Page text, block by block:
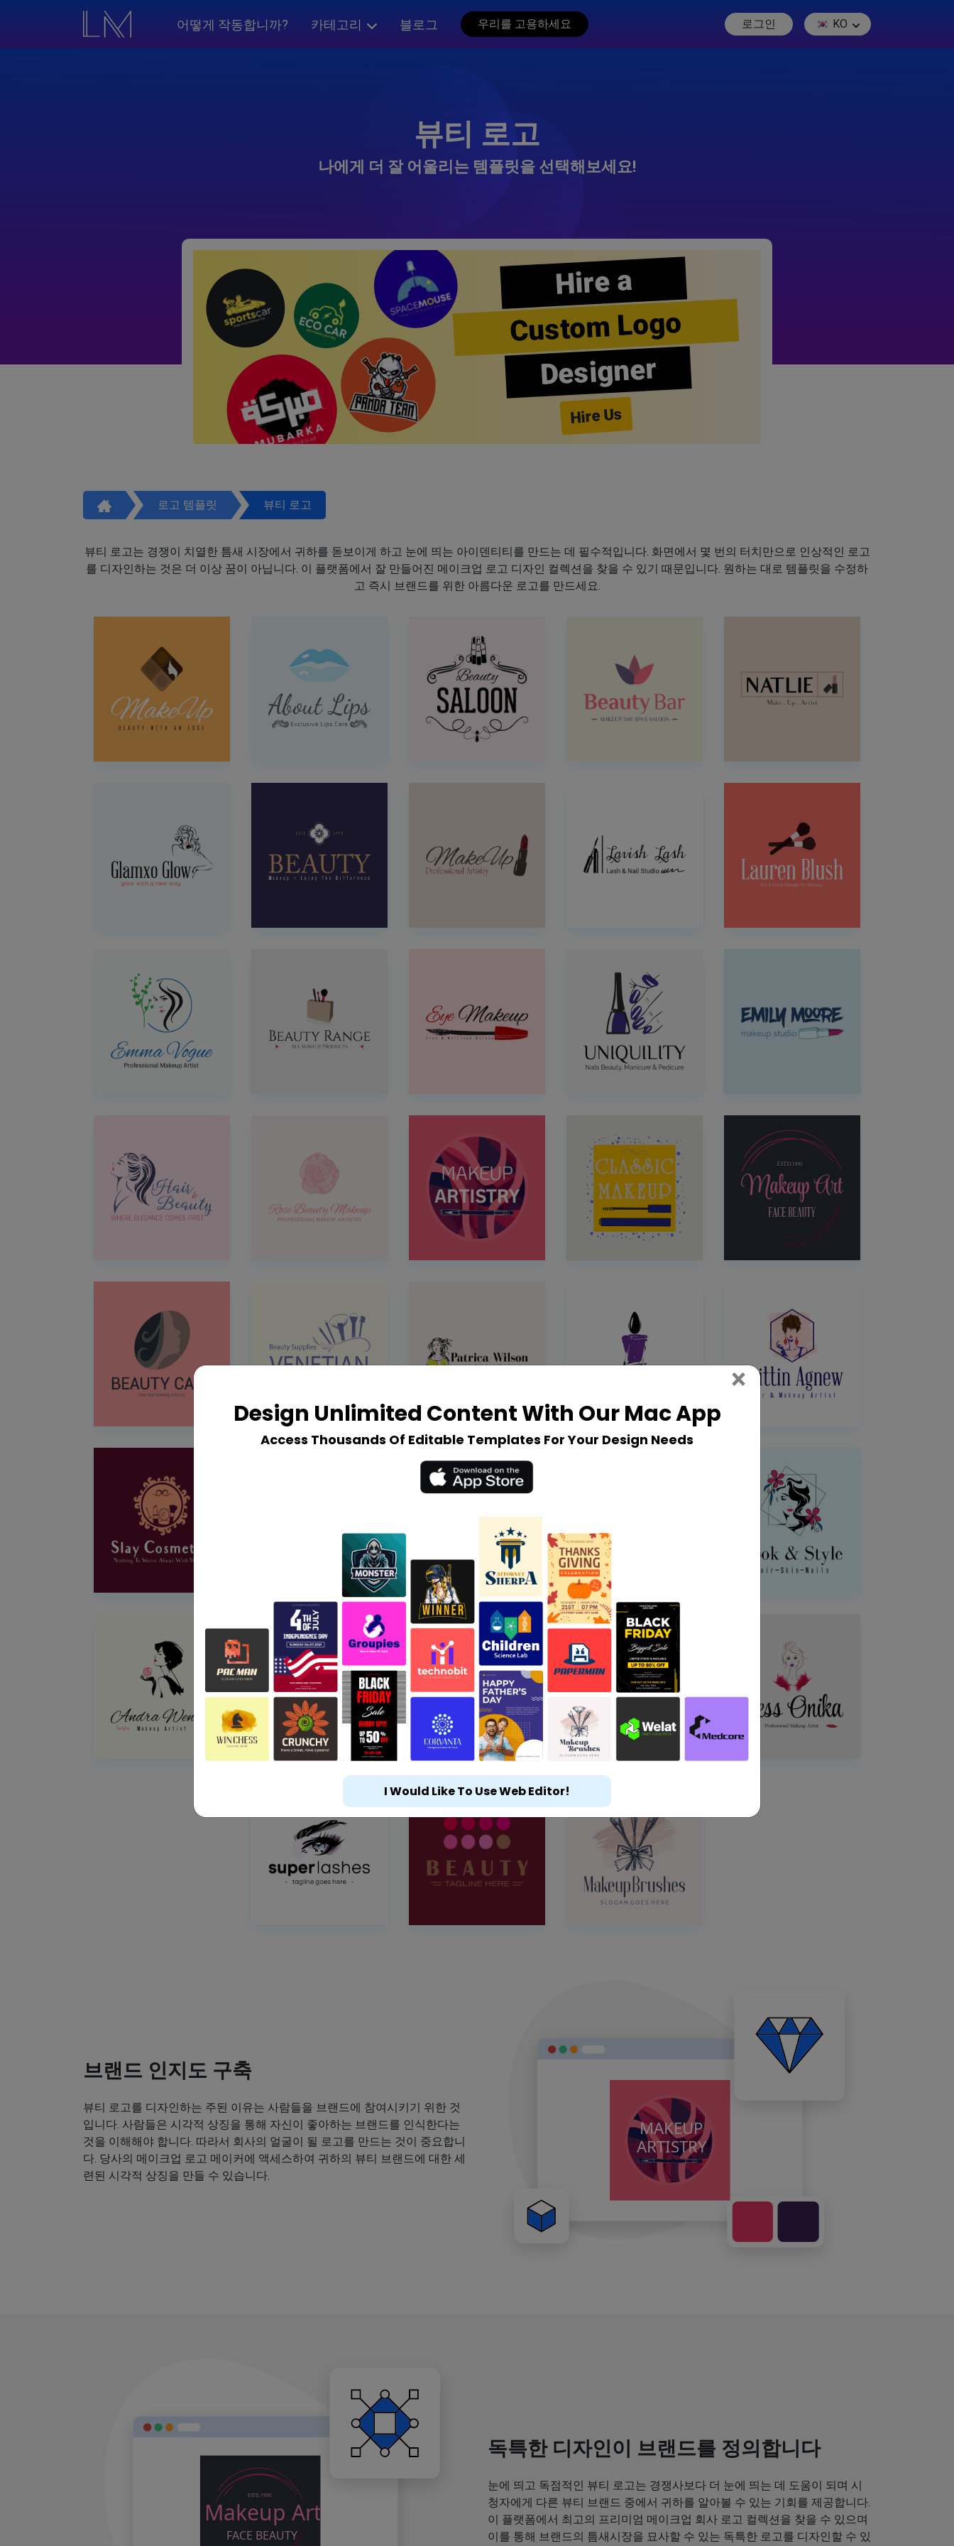
어떻게 작동합니까? 카테고리 블로그 우리를 고용하세요 로그인 KO
뷰티 로고
나에게 더 잘 어울리는 템플릿을 선택해보세요!
Hire a
Custom Logo
Designer
Hire Us
로고 템플릿 뷰티 로고
뷰티 로고는 경쟁이 치열한 틈새 시장에서 귀하를 돋보이게 하고 눈에 띄는 아이덴티티를 만드는 데 필수적입니다. 화면에서 몇 번의 터치만으로 인상적인 로고
를 디자인하는 것은 더 이상 꿈이 아닙니다. 이 플랫폼에서 잘 만들어진 메이크업 로고 디자인 컬렉션을 찾을 수 있기 때문입니다. 원하는 대로 템플릿을 수정하
고 즉시 브랜드를 위한 아름다운 로고를 만드세요.
브랜드 인지도 구축
뷰티 로고를 디자인하는 주된 이유는 사람들을 브랜드에 참여시키기 위한 것
입니다. 사람들은 시각적 상징을 통해 자신이 좋아하는 브랜드를 인식한다는
것을 이해해야 합니다. 따라서 회사의 얼굴이 될 로고를 만드는 것이 중요합니
다. 당사의 메이크업 로고 메이커에 액세스하여 귀하의 뷰티 브랜드에 대한 세
련된 시각적 상징을 만들 수 있습니다.
독특한 디자인이 브랜드를 정의합니다
눈에 띄고 독점적인 뷰티 로고는 경쟁사보다 더 눈에 띄는 데 도움이 되며 시
청자에게 다른 뷰티 브랜드 중에서 귀하를 알아볼 수 있는 기회를 제공합니다.
이 플랫폼에서 최고의 프리미엄 메이크업 회사 로고 컬렉션을 찾을 수 있으며
이를 통해 브랜드의 틈새시장을 묘사할 수 있는 독특한 로고를 디자인할 수 있
Access Thousands Of Editable Templates For Your Design Needs
Close
I Would Like To Use Web Editor!